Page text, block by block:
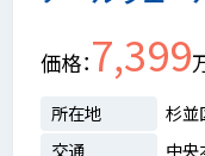
価格 7,399
所在地
杉並
交通
中央